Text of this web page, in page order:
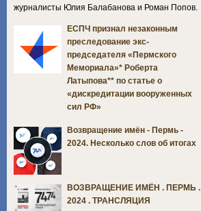
журналисты Юлия Балабанова и Роман Попов.
ЕСПЧ признал незаконным
преследование экс-
председателя «Пермского
Мемориала»* Роберта
Латыпова** по статье о
«дискредитации вооруженных
сил РФ»
Возвращение имён - Пермь -
2024. Несколько слов об итогах
ВОЗВРАЩЕНИЕ ИМЁН . ПЕРМЬ .
2024 . ТРАНСЛЯЦИЯ